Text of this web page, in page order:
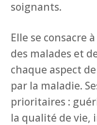
soignants.
Elle se consacre
des malades et
chaque aspect
par la maladie.
prioritaires :
la qualité de vie,